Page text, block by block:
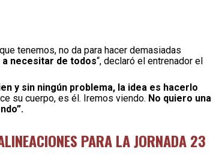
que tenemos, no da para hacer demasiadas
a necesitar de todos“, declaró el entrenador el
y sin ningún problema, la idea es hacerlo
su cuerpo, es él. Iremos viendo. No quiero una
PARA LA JORNADA 23